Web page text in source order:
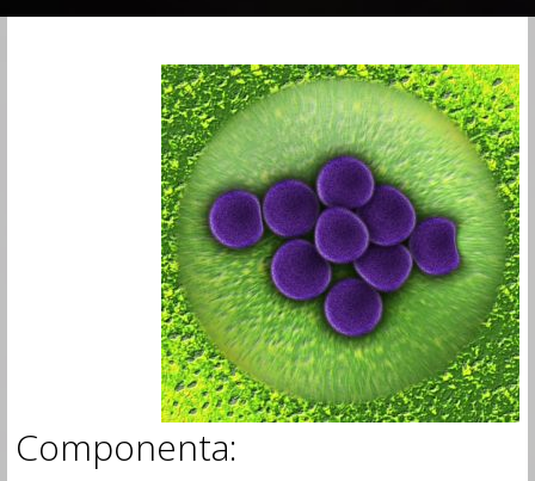
Componenta: